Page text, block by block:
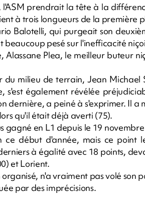
l'ASM prendrait la tête à la
à trois longueurs de la première
Balotelli, qui purgeait son
beaucoup pesé sur l'inefficacité
Alassane Plea, le meilleur buteur
du milieu de terrain, Jean
s'est également révélée
dernière, a peiné à s'exprimer. Il
qu'il était déjà averti (75).
gagné en L1 depuis le 19
ce début d'année, mais ce point
à égalité avec 18 points,
et Lorient.
n'a vraiment pas volé son
par des imprécisions.